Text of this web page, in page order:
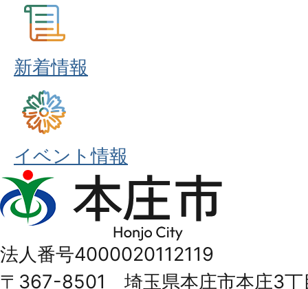
新着情報
イベント情報
本
庄
Honjo
法人番号4000020112119
〒367-8501 埼玉県本庄市本庄3丁